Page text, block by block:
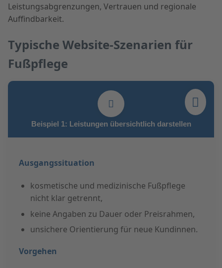
Leistungsabgrenzungen, Vertrauen und regionale
Auffindbarkeit.
Typische Website-Szenarien für
Fußpflege
Beispiel 1: Leistungen übersichtlich darstellen
Ausgangssituation
kosmetische und medizinische Fußpflege
nicht klar getrennt,
keine Angaben zu Dauer oder Preisrahmen,
unsichere Orientierung für neue Kundinnen.
Vorgehen